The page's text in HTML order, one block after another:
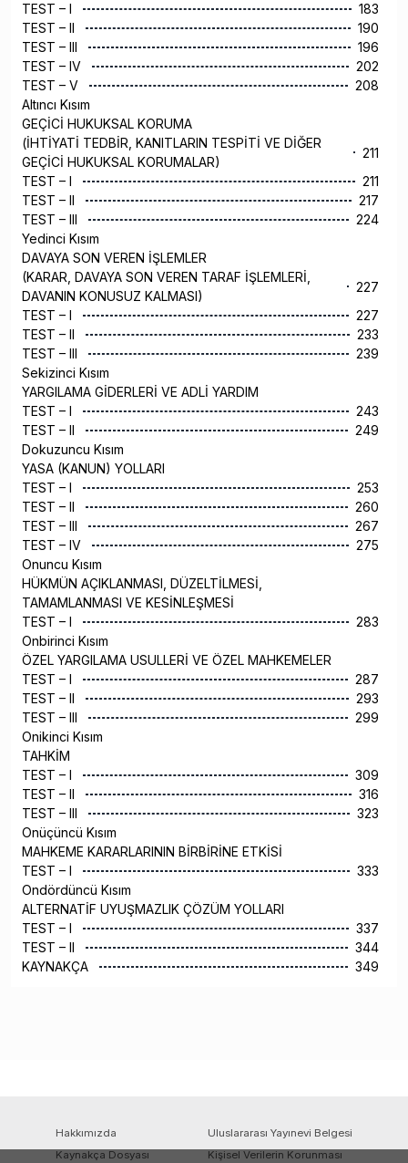
TEST – I
183
TEST – II
190
TEST – III
196
TEST – IV
202
TEST – V
208
Altıncı Kısım
GEÇİCİ HUKUKSAL KORUMA
(İHTİYATİ TEDBİR, KANITLARIN TESPİTİ VE DİĞER
GEÇİCİ HUKUKSAL KORUMALAR)
211
TEST – I
211
TEST – II
217
TEST – III
224
Yedinci Kısım
DAVAYA SON VEREN İŞLEMLER
(KARAR, DAVAYA SON VEREN TARAF İŞLEMLERİ,
DAVANIN KONUSUZ KALMASI)
227
TEST – I
227
TEST – II
233
TEST – III
239
Sekizinci Kısım
YARGILAMA GİDERLERİ VE ADLİ YARDIM
TEST – I
243
TEST – II
249
Dokuzuncu Kısım
YASA (KANUN) YOLLARI
TEST – I
253
TEST – II
260
TEST – III
267
TEST – IV
275
Onuncu Kısım
HÜKMÜN AÇIKLANMASI, DÜZELTİLMESİ,
TAMAMLANMASI VE KESİNLEŞMESİ
TEST – I
283
Onbirinci Kısım
ÖZEL YARGILAMA USULLERİ VE ÖZEL MAHKEMELER
TEST – I
287
TEST – II
293
TEST – III
299
Onikinci Kısım
TAHKİM
TEST – I
309
TEST – II
316
TEST – III
323
Onüçüncü Kısım
MAHKEME KARARLARININ BİRBİRİNE ETKİSİ
TEST – I
333
Ondördüncü Kısım
ALTERNATİF UYUŞMAZLIK ÇÖZÜM YOLLARI
TEST – I
337
TEST – II
344
KAYNAKÇA
349
Hakkımızda
Uluslararası Yayınevi Belgesi
Kaynakça Dosyası
Kişisel Verilerin Korunması